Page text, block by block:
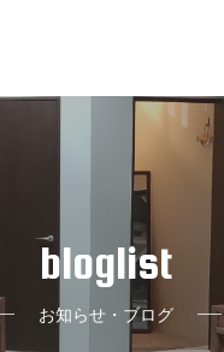
bloglist
お知らせ・ブログ